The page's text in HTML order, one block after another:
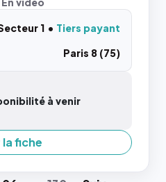
1
Tiers payant
Paris 8 (75)
à venir
la fiche